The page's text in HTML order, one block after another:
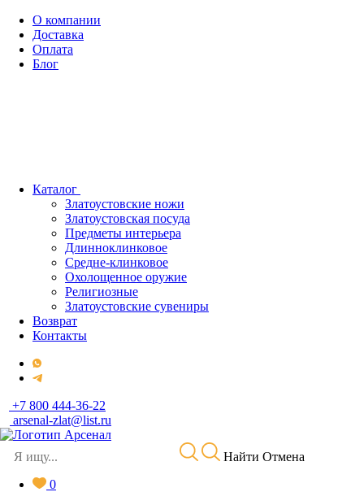
О компании
Доставка
Оплата
Блог
Каталог
Златоустовские ножи
Златоустовская посуда
Предметы интерьера
Длинноклинковое
Средне-клинковое
Охолощенное оружие
Религиозные
Златоустовские сувениры
Возврат
Контакты
+7 800 444-36-22
arsenal-zlat@list.ru
Найти Отмена
0